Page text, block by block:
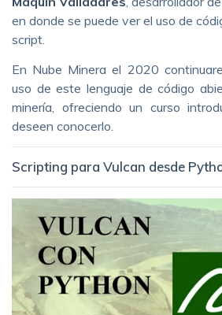
en donde se puede ver el uso de
script.
En Nube Minera el 2020
uso de este lenguaje de código
minería, ofreciendo un curso
deseen conocerlo.
Scripting para Vulcan desde